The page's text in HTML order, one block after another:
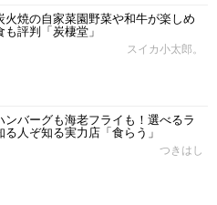
火焼の自家菜園野菜や和牛が楽しめ
評判「炭棲堂」
スイカ小太郎。
ンバーグも海老フライも！選べるラ
人ぞ知る実力店「食らう」
つきはし